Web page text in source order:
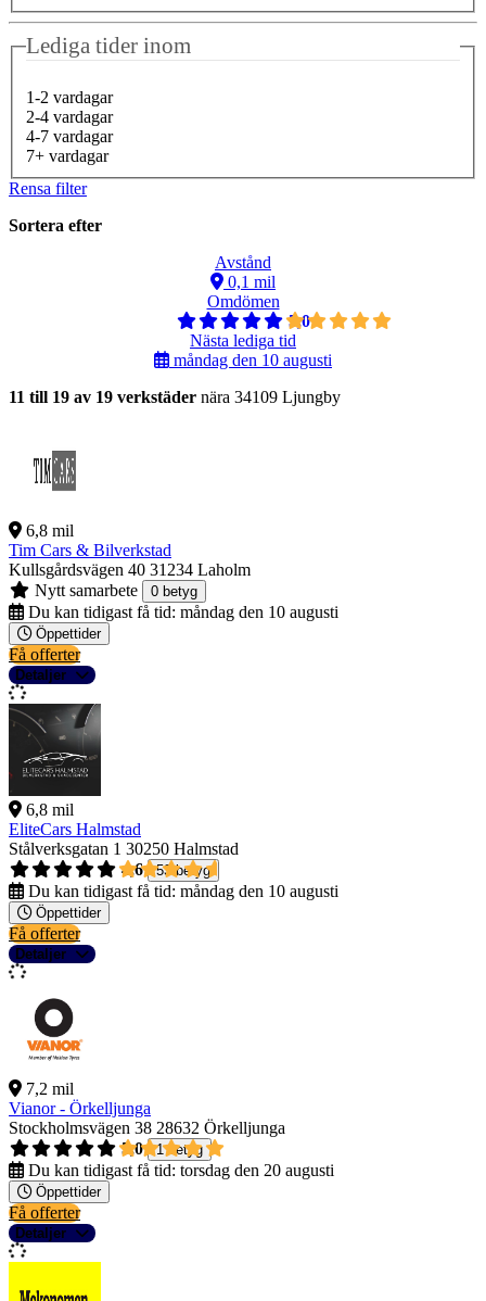
Lediga tider inom
1-2 vardagar
2-4 vardagar
4-7 vardagar
7+ vardagar
Rensa filter
Sortera efter
Avstånd
0,1 mil
Omdömen
5,0
Nästa lediga tid
måndag den 10 augusti
11 till 19 av 19 verkstäder nära 34109 Ljungby
6,8 mil
Tim Cars & Bilverkstad
Kullsgårdsvägen 40 31234 Laholm
Nytt samarbete
0 betyg
Du kan tidigast få tid: måndag den 10 augusti
Öppettider
Få offerter
Detaljer
6,8 mil
EliteCars Halmstad
Stålverksgatan 1 30250 Halmstad
4,6
53 betyg
Du kan tidigast få tid: måndag den 10 augusti
Öppettider
Få offerter
Detaljer
7,2 mil
Vianor - Örkelljunga
Stockholmsvägen 38 28632 Örkelljunga
5,0
1 betyg
Du kan tidigast få tid: torsdag den 20 augusti
Öppettider
Få offerter
Detaljer